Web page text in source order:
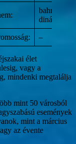
bahreini
dinár
–
élet
vagy a
mindenki megtalálja
mint 50 városból
események
mint a március
az évente